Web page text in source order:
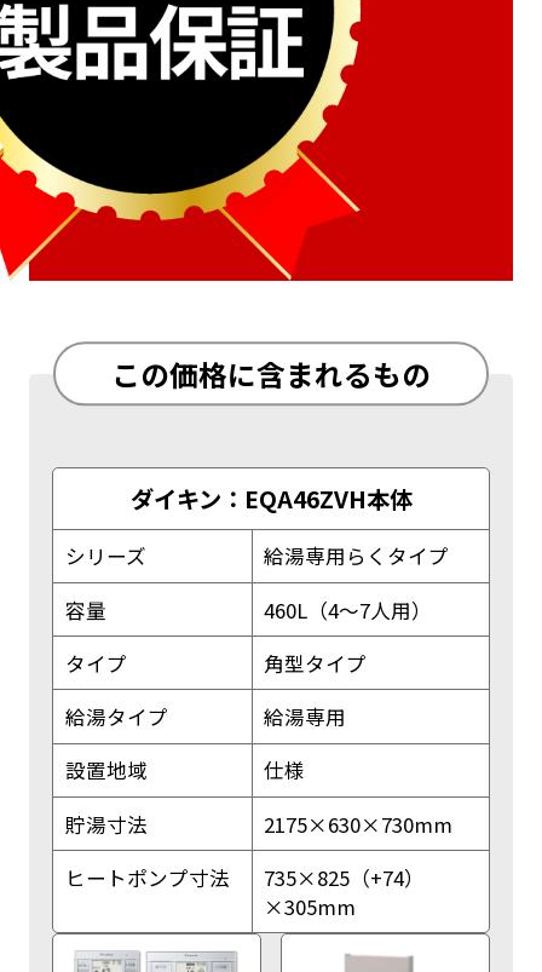
この価格に含まれるもの
ダイキン：EQA46ZVH本体
シリーズ
給湯専用らくタイプ
容量
460L（4～7人用）
タイプ
角型タイプ
給湯タイプ
給湯専用
設置地域
仕様
貯湯寸法
2175×630×730mm
ヒートポンプ寸法
735×825（+74）
×305mm